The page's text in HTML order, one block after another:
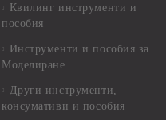
Квилинг инструменти и
пособия
Инструменти и пособия за
Моделиране
Други инструменти,
консумативи и пособия